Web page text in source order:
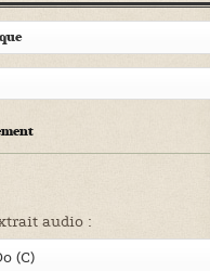
audio :